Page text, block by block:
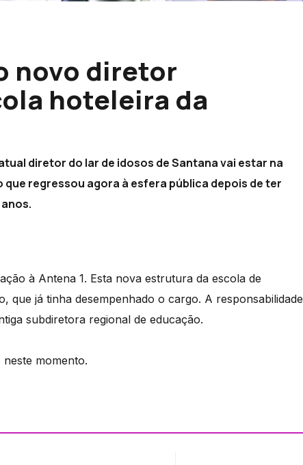
novo diretor
hoteleira da
diretor do lar de idosos de Santana vai estar na
regressou agora à esfera pública depois de ter
à Antena 1. Esta nova estrutura da escola de
que já tinha desempenhado o cargo. A responsabilidade
subdiretora regional de educação.
momento.